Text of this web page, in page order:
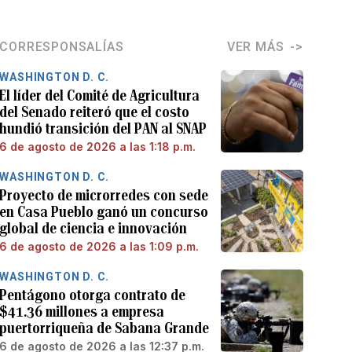
CORRESPONSALÍAS VER MÁS
WASHINGTON D. C.
El líder del Comité de Agricultura
del Senado reiteró que el costo
hundió transición del PAN al SNAP
6 de agosto de 2026 a las 1:18 p.m.
WASHINGTON D. C.
Proyecto de microrredes con sede
en Casa Pueblo ganó un concurso
global de ciencia e innovación
6 de agosto de 2026 a las 1:09 p.m.
WASHINGTON D. C.
Pentágono otorga contrato de
$41.36 millones a empresa
puertorriqueña de Sabana Grande
6 de agosto de 2026 a las 12:37 p.m.